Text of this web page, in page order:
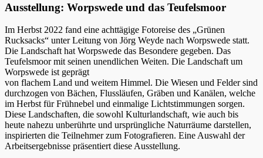
Ausstellung: Worpswede und das Teufelsmoor
Im Herbst 2022 fand eine achttägige Fotoreise des „Grünen
Rucksacks“ unter Leitung von Jörg Weyde nach Worpswede statt.
Die Landschaft hat Worpswede das Besondere gegeben. Das
Teufelsmoor mit seinen unendlichen Weiten. Die Landschaft um
Worpswede ist geprägt
von flachem Land und weitem Himmel. Die Wiesen und Felder sind
durchzogen von Bächen, Flussläufen, Gräben und Kanälen, welche
im Herbst für Frühnebel und einmalige Lichtstimmungen sorgen.
Diese Landschaften, die sowohl Kulturlandschaft, wie auch bis
heute nahezu unberührte und ursprüngliche Naturräume darstellen,
inspirierten die Teilnehmer zum Fotografieren. Eine Auswahl der
Arbeitsergebnisse präsentiert diese Ausstellung.